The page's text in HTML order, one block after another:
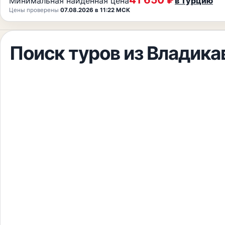
Цены проверены 07.08.2026 в 11:22 МСК
Поиск туров из